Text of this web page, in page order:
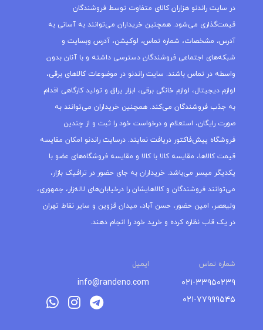
در سایت راندنو هزاران کالای متفاوت توسط فروشندگان
قیمت‌گذاری می‌شود. همچنین خریداران می‌توانند به آسانی به
آدرس، مشخصات، شماره تماس، لوکیشن، آدرس وبسایت و
شبکه‌های اجتماعی فروشندگان دسترسی داشته و با آنان بدون
واسطه در تماس باشند. سایت راندنو در موضوعات کالاهای برقی،
لوازم دیجیتال، لوازم خانگی برقی، ابزار یراق و تولید کارگاهی اقدام
به جذب فروشندگان می‌کند. همچنین خریداران می‌توانند به
صورت رایگان، استعلام و درخواست خود را ثبت و از چندین
فروشگاه پیش‌فاکتور دریافت نمایند. درسایت راندنو امکان مقایسه
قیمت کالاها، مقایسه کالا با کالا و مقایسه فروشگاه‌های عضو با
یکدیگر میسر می‌باشد. خریداران به جای حضور در ترافیک بازار،
می‌توانند فروشندگان و کالاهایشان را درخیابان‌های لاله‌زار، جمهوری،
ولیعصر، امین حضور، حسن آباد، میدان قزوین و سایر نقاط تهران
در یک قاب نظاره کرده و خرید خود را انجام دهند.
شماره تماس ایمیل
۰۲۱-۳۳۹۵۰۲۳۹
۰۲۱-۷۷۹۹۹۵۴۵
info@randeno.com